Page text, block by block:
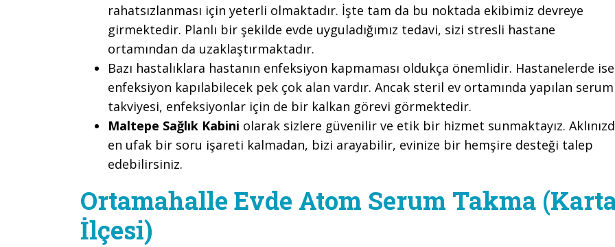
rahatsızlanması için yeterli olmaktadır. İşte tam da bu noktada ekibimiz devreye
girmektedir. Planlı bir şekilde evde uyguladığımız tedavi, sizi stresli hastane
ortamından da uzaklaştırmaktadır.
Bazı hastalıklara hastanın enfeksiyon kapmaması oldukça önemlidir. Hastanelerde ise
enfeksiyon kapılabilecek pek çok alan vardır. Ancak steril ev ortamında yapılan serum
takviyesi, enfeksiyonlar için de bir kalkan görevi görmektedir.
Maltepe Sağlık Kabini olarak sizlere güvenilir ve etik bir hizmet sunmaktayız.
en ufak bir soru işareti kalmadan, bizi arayabilir, evinize bir hemşire desteği talep
edebilirsiniz.
Ortamahalle Evde Atom Serum Takma
İlçesi)